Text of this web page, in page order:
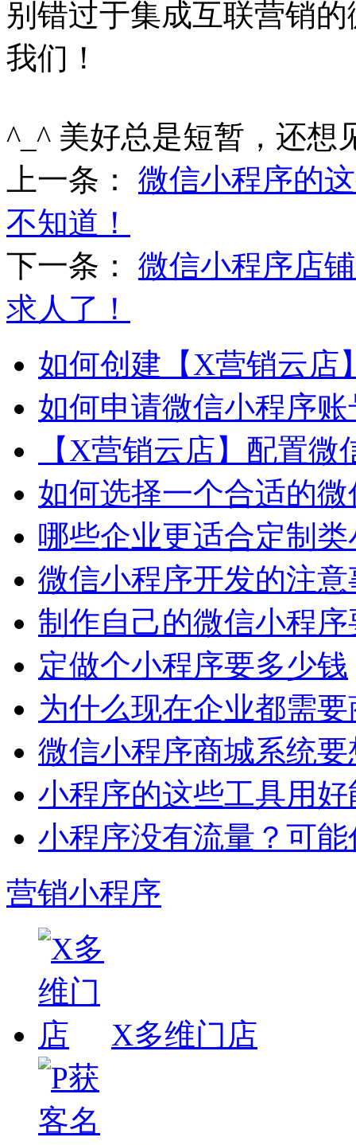
别错过于集成互联营销
我们！
^_^ 美好总是短暂，还想
上一条： 微信小程序的
不知道！
下一条： 微信小程序店
求人了！
如何创建【X营销云店
如何申请微信小程序
【X营销云店】配置微
如何选择一个合适的
哪些企业更适合定制
微信小程序开发的注
制作自己的微信小程
定做个小程序要多少钱
为什么现在企业都需
微信小程序商城系统
小程序的这些工具用
小程序没有流量？可
营销小程序
X多维门店